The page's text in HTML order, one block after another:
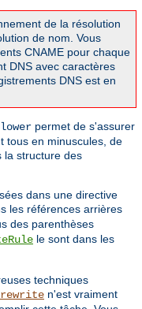
de la résolution
de nom. Vous
CNAME pour chaque
DNS avec caractères
DNS est en
permet de s'assurer
tous en minuscules, de
la structure des
dans une directive
les références arrières
des parenthèses
le sont dans les
techniques
n'est vraiment